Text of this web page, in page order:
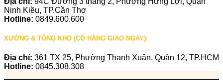
Ninh Kiều, TP.Cần Thơ
Hotline: 0849.600.600
XƯỞNG & TỔNG KHO (CÓ HÀNG GIAO NGAY):
Địa chỉ: 361 TX 25, Phường Thạnh Xuân, Quận 12, TP.HCM
Hotline: 0845.308.308